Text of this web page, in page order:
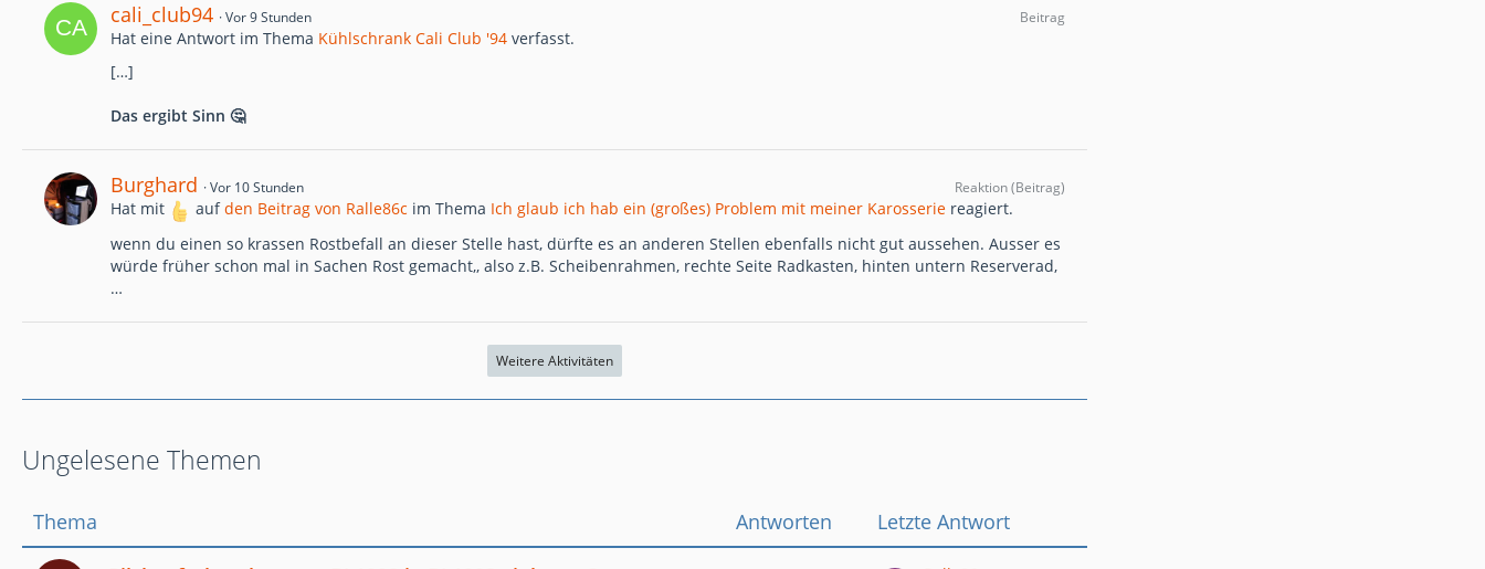
cali_club94 Vor 9 Stunden
Hat eine Antwort im Thema Kühlschrank Cali Club '94 verfasst.
Beitrag
[…]
Das ergibt Sinn 🤔
Burghard Vor 10 Stunden
Hat mit aufden Beitrag von Ralle86c im Thema Ich glaub ich hab ein (großes) Problem mit meiner Karosserie reagiert.
Reaktion (Beitrag)
wenn du einen so krassen Rostbefall an dieser Stelle hast, dürfte es an anderen Stellen ebenfalls nicht gut aussehen. Ausser es
würde früher schon mal in Sachen Rost gemacht,, also z.B. Scheibenrahmen, rechte Seite Radkasten, hinten untern Reserverad,
…
Weitere Aktivitäten
Ungelesene Themen
Thema Antworten Letzte Antwort